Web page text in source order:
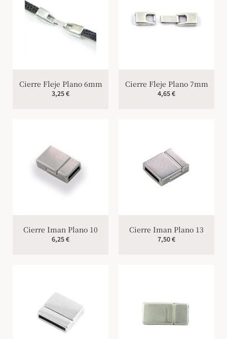
Cierre Fleje Plano 6mm
3,25€
Cierre Fleje Plano 7mm
4,65€
Cierre Iman Plano 10
6,25€
Cierre Iman Plano 13
7,50€